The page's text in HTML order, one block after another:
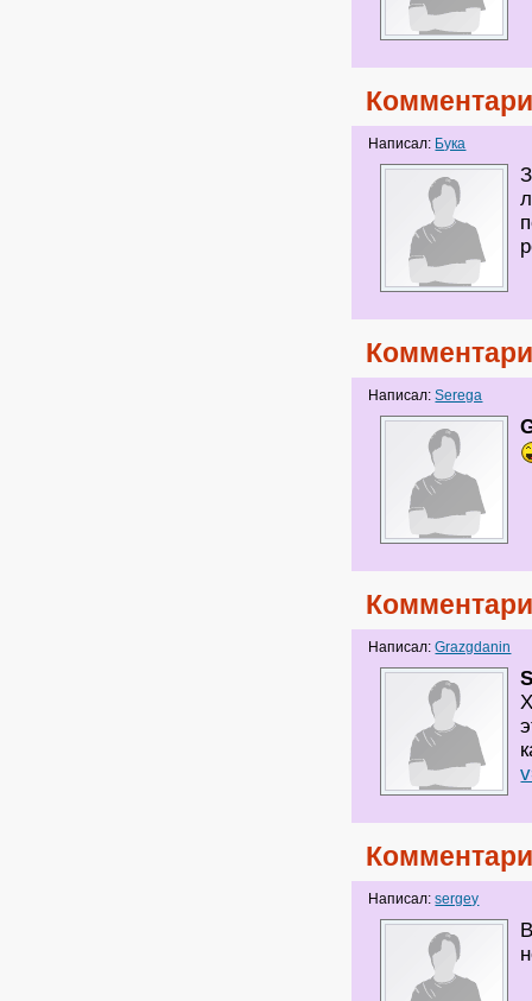
Написал: Бука
Написал:Serega
Написал:Grazgdanin
Написал:sergey